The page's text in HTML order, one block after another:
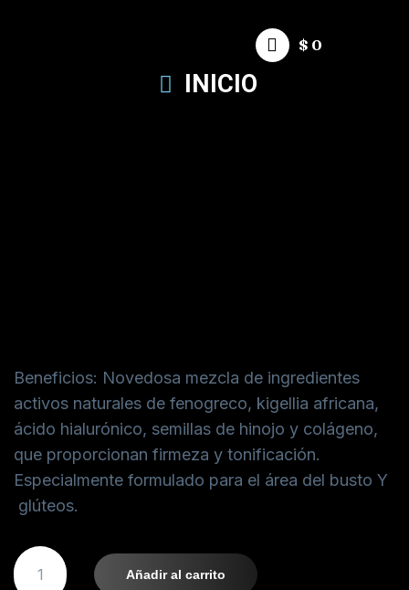
$ 0
INICIO
Beneficios: Novedosa mezcla de ingredientes
activos naturales de fenogreco, kigellia africana,
ácido hialurónico, semillas de hinojo y colágeno,
que proporcionan firmeza y tonificación.
Especialmente formulado para el área del busto Y
glúteos.
Añadir al carrito